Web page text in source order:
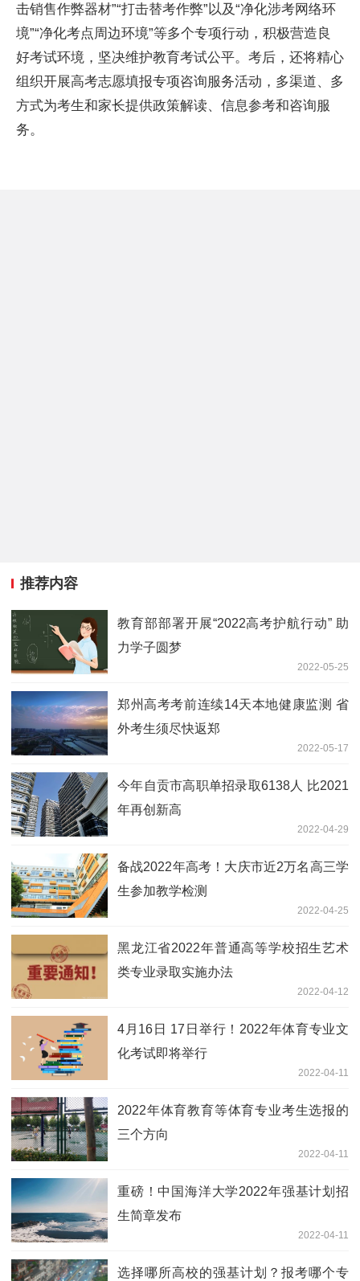
击销售作弊器材”“打击替考作弊”以及“净化涉考网络环
境”“净化考点周边环境”等多个专项行动，积极营造良
好考试环境，坚决维护教育考试公平。考后，还将精心
组织开展高考志愿填报专项咨询服务活动，多渠道、多
方式为考生和家长提供政策解读、信息参考和咨询服
务。
推荐内容
教育部部署开展“2022高考护航行动” 助
力学子圆梦
2022-05-25
郑州高考考前连续14天本地健康监测 省
外考生须尽快返郑
2022-05-17
今年自贡市高职单招录取6138人 比2021
年再创新高
2022-04-29
备战2022年高考！大庆市近2万名高三学
生参加教学检测
2022-04-25
黑龙江省2022年普通高等学校招生艺术
类专业录取实施办法
2022-04-12
4月16日 17日举行！2022年体育专业文
化考试即将举行
2022-04-11
2022年体育教育等体育专业考生选报的
三个方向
2022-04-11
重磅！中国海洋大学2022年强基计划招
生简章发布
2022-04-11
选择哪所高校的强基计划？报考哪个专